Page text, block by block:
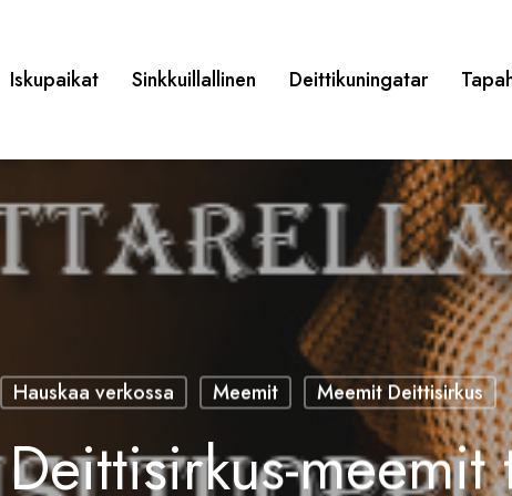
Iskupaikat Sinkkuillallinen Deittikuningatar
Hauskaa verkossa Meemit Meemit Deittisirkus
meemit